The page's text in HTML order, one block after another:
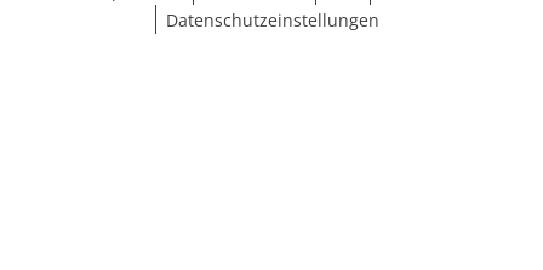
Datenschutzeinstellungen